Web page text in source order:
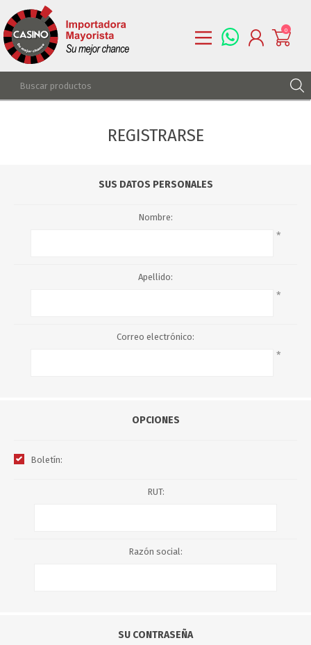
0
REGISTRARSE
SUS DATOS PERSONALES
Nombre:
*
Apellido:
*
Correo electrónico:
*
OPCIONES
Boletín:
RUT:
Razón social:
SU CONTRASEÑA